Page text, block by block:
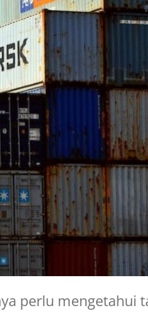
perlu mengetahui